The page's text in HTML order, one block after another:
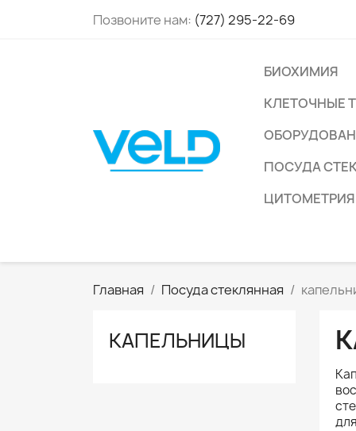
Позвоните нам: (727) 295-22-69
БИОХИМИЯ
КЛЕТОЧНЫЕ
ПОСУДА
ЦИТОМЕТРИЯ
Главная Посуда стеклянная
КАПЕЛЬНИЦЫ